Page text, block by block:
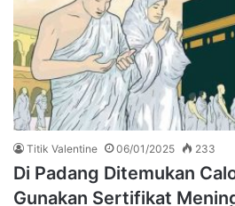
Titik Valentine 06/01/2025 233
Di Padang Ditemukan
Gunakan Sertifikat